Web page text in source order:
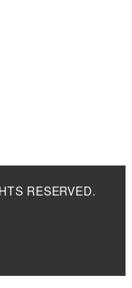
RESERVED.